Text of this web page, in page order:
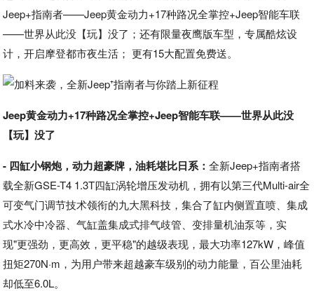
Jeep+指南者——Jeep黄金动力+17种路况全掌控+Jeep智能车联
——世界从此没【玩】没了；还有限量夜鹰版车型，专属酷炫设
计，开启摩登都市夜生活； 更有15大配置免费送。
Jeep黄金动力+17种路况全掌控+Jeep智能车联——世界从此没
【玩】没了
- 四缸小钢炮，动力超豪牌，油耗堪比日系：全新Jeep+指南者搭
载全新GSE-T4 1.3T四缸涡轮增压发动机，拥有以第三代Multi-air全
可变气门调节技术领衔的九大黑科技，集合了缸内侧置直喷、集成
式水冷中冷器、气缸盖集成式排气歧管、变排量机油泵等，实
现"更强劲，更高效，更平稳"的越级表现，最大功率127kW，峰值
扭矩270N·m，为用户带来超越豪车级别的动力能量，百公里油耗
却低至6.0L。